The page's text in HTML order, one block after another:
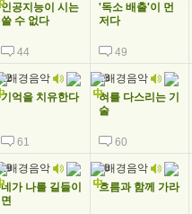
인공지능이 시는
쓸 수 없다
44
'독소 배출'이 먼
저다
49
22
기억을 치유한다
61
23
혀를 다스리는 기
술
60
29
네가 나를 길들이
면
30
흐름과 함께 가라